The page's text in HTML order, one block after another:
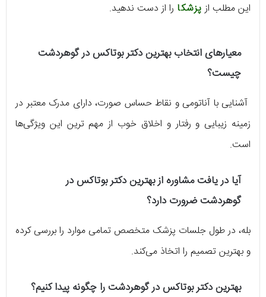
این مطلب ازپزشکا را از دست ندهید.
معیارهای انتخاببهترین دکتر بوتاکس در گوهردشت
چیست؟
آشنایی با آناتومی و نقاط حساس صورت، دارای مدرک معتبر در
زمینه زیبایی و رفتار و اخلاق خوب از مهم ترین این ویژگی‌ها
است.
آیا در یافت مشاوره ازبهترین دکتر بوتاکس در
گوهردشتضرورت دارد؟
بله، در طول جلسات پزشک متخصص تمامی موارد را بررسی کرده
و بهترین تصمیم را اتخاذ می‌کند.
بهترین دکتر بوتاکس در گوهردشترا چگونه پیدا کنیم؟